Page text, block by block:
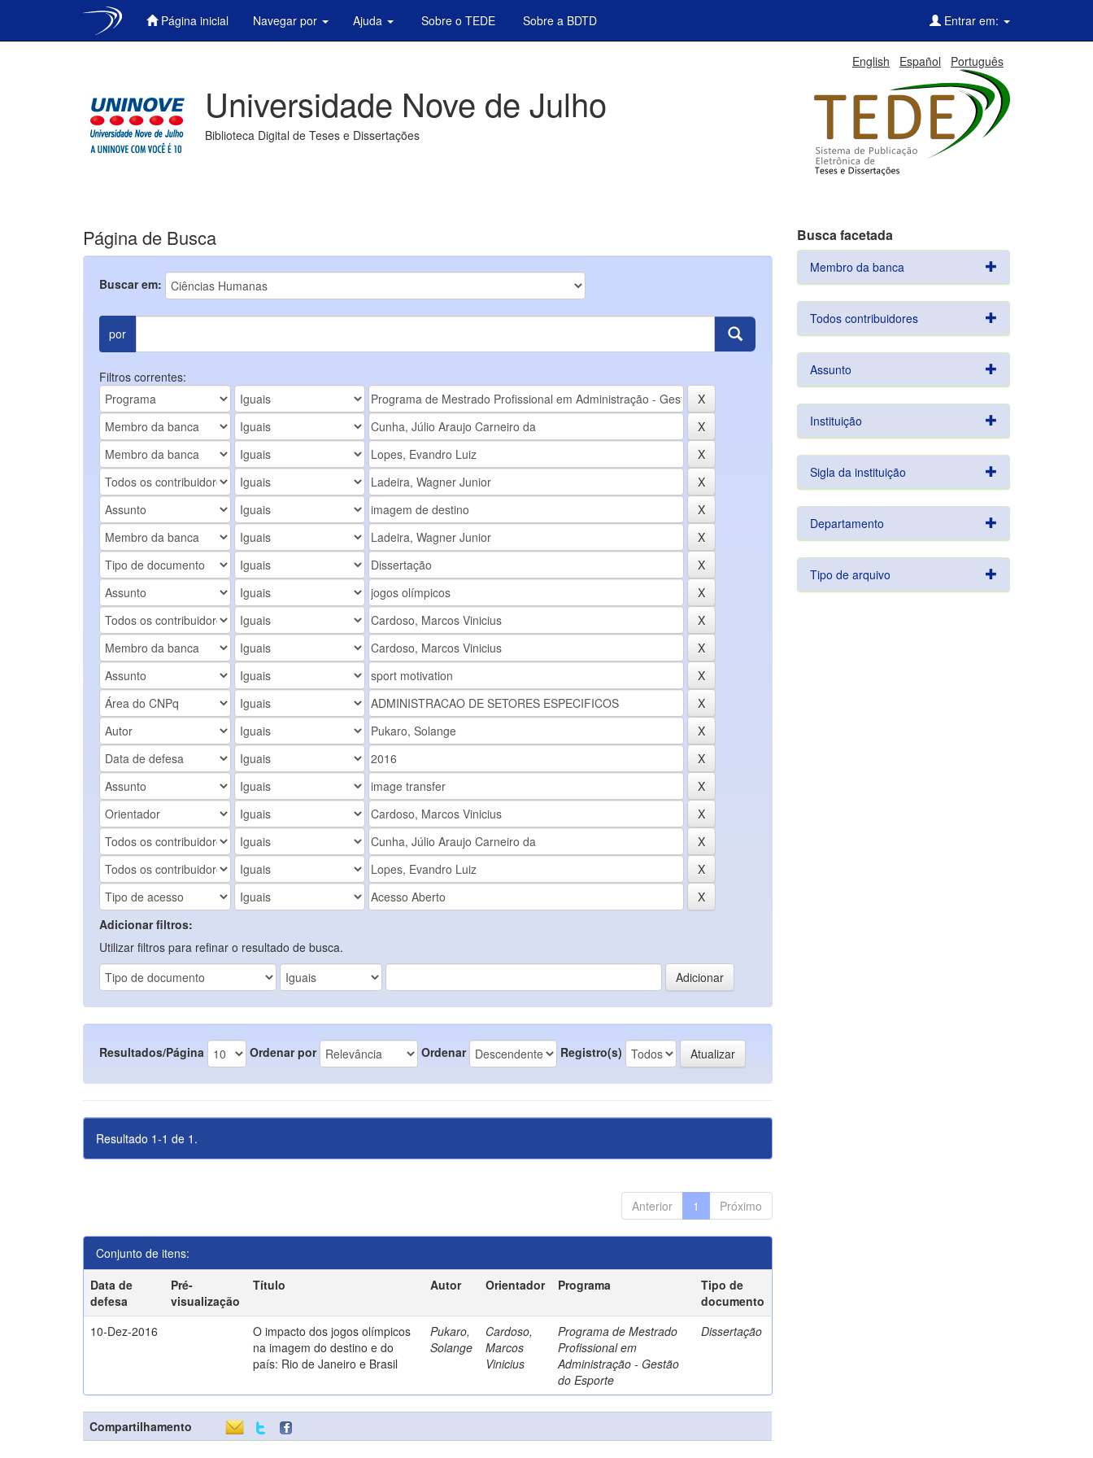
Página inicial Navegar por Ajuda Sobre o TEDE Sobre a BDTD Entrar em:
English Español Português
Universidade Nove de Julho
Biblioteca Digital de Teses e Dissertações
Página de Busca
Buscar em:
por
Filtros correntes:
Adicionar filtros:
Utilizar filtros para refinar o resultado de busca.
Resultados/Página Ordenar por Ordenar Registro(s)
Resultado 1-1 de 1.
Anterior 1 Próximo
Conjunto de itens:
Data de
defesa
Pré-
visualização
Título Autor Orientador Programa
Tipo de
documento
10-Dez-2016
O impacto dos jogos olímpicos
na imagem do destino e do
país: Rio de Janeiro e Brasil
Pukaro,
Solange
Cardoso,
Marcos
Vinicius
Programa de Mestrado
Profissional em
Administração - Gestão
do Esporte
Dissertação
Compartilhamento
Busca facetada
Membro da banca
Todos contribuidores
Assunto
Instituição
Sigla da instituição
Departamento
Tipo de arquivo